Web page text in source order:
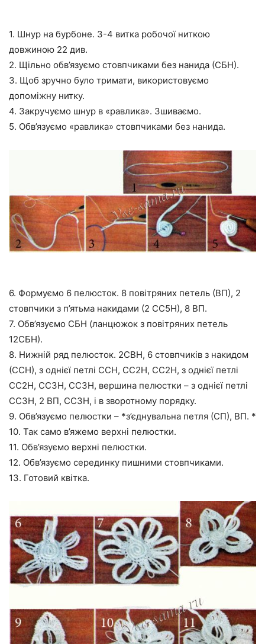
1. Шнур на бурбоне. 3-4 витка робочої ниткою
довжиною 22 див.
2. Щільно обв’язуємо стовпчиками без нанида (СБН).
3. Щоб зручно було тримати, використовуємо
допоміжну нитку.
4. Закручуємо шнур в «равлика». Зшиваємо.
5. Обв’язуємо «равлика» стовпчиками без нанида.
6. Формуємо 6 пелюсток. 8 повітряних петель (ВП), 2
стовпчики з п’ятьма накидами (2 СС5Н), 8 ВП.
7. Обв’язуємо СБН (ланцюжок з повітряних петель
12СБН).
8. Нижній ряд пелюсток. 2СВН, 6 стовпчиків з накидом
(ССН), з однієї петлі ССН, СС2Н, СС2Н, з однієї петлі
СС2Н, СС3Н, СС3Н, вершина пелюстки – з однієї петлі
СС3Н, 2 ВП, СС3Н, і в зворотному порядку.
9. Обв’язуємо пелюстки – *з’єднувальна петля (СП), ВП. *
10. Так само в’яжемо верхні пелюстки.
11. Обв’язуємо верхні пелюстки.
12. Обв’язуємо серединку пишними стовпчиками.
13. Готовий квітка.